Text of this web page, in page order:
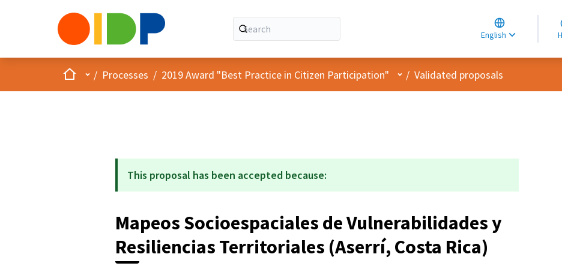
English
Choose language
Choisir la langue
Elegir el idioma
HomeMain menu
/ Processes / 2019 Award "Best Practice in Citizen Participation" User menu
/ Validated proposals
This proposal has been accepted because:
Mapeos Socioespaciales de Vulnerabilidades y
Resiliencias Territoriales (Aserrí, Costa Rica)